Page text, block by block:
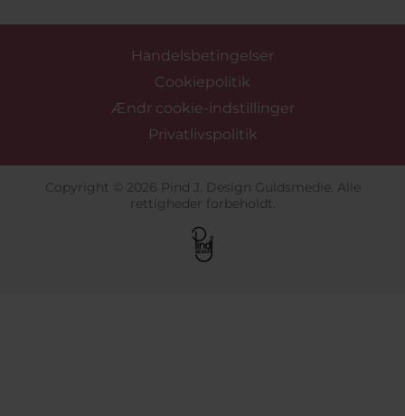
Handelsbetingelser
Cookiepolitik
Ændr cookie-indstillinger
Privatlivspolitik
Copyright © 2026 Pind J. Design Guldsmedie. Alle
rettigheder forbeholdt.